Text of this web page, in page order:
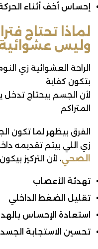
إحساس أخف أثناء
لماذا تحتاج
وليس
الراحة العشوائية زي
بتكون كفاية
لأن الجسم بيحتاج
المتراكم
الفرق بيظهر لما تكون
زي اللي بيتم تقديمه
الصحي، لأن التركيز
تهدئة الأعصاب
تقليل الضغط الداخلي
استعادة الإحساس
تحسين الاستجابة